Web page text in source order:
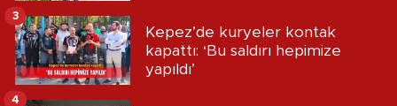
Kepez’de kuryeler kontak
kapattı: ‘Bu saldırı hepimize
yapıldı’
3
4